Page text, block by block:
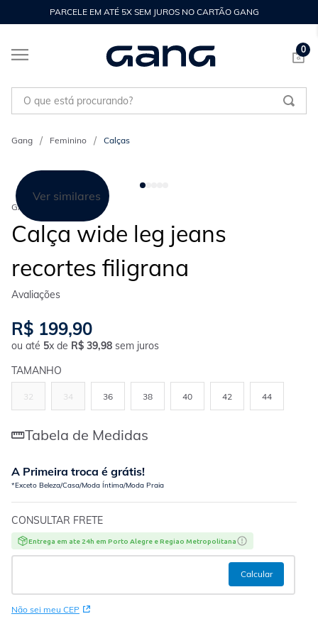
PARCELE EM ATÉ 5X SEM JUROS NO CARTÃO GANG
0
O que está procurando?
Feminino Calças
Ver similares
GANG
Calça wide leg jeans
recortes filigrana
R$ 199,90
ou até 5x de R$ 39,98 sem juros
TAMANHO
32 34 36 38 40 42 44
Tabela de Medidas
A Primeira troca é grátis!
*Exceto Beleza/Casa/Moda Íntima/Moda Praia
CONSULTAR FRETE
Entrega em ate 24h em Porto Alegre e Regiao Metropolitana
Não sei meu CEP